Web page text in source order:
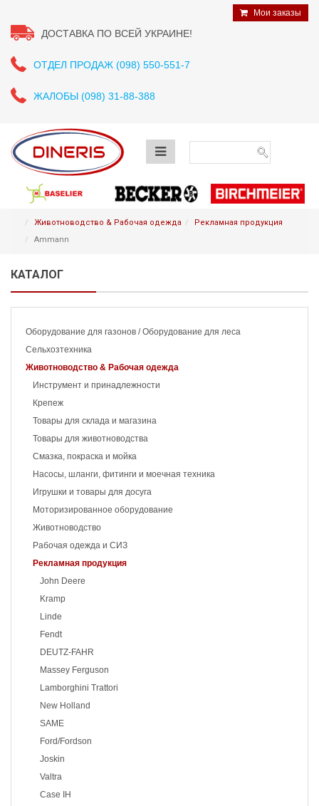
Мои заказы
ДОСТАВКА ПО ВСЕЙ УКРАИНЕ!
ОТДЕЛ ПРОДАЖ (098) 550-551-7
ЖАЛОБЫ (098) 31-88-388
Животноводство & Рабочая одежда
Рекламная продукция
Ammann
КАТАЛОГ
Оборудование для газонов / Оборудование для леса
Сельхозтехника
Животноводство & Рабочая одежда
Инструмент и принадлежности
Крепеж
Товары для склада и магазина
Товары для животноводства
Смазка, покраска и мойка
Насосы, шланги, фитинги и моечная техника
Игрушки и товары для досуга
Моторизированное оборудование
Животноводство
Рабочая одежда и СИЗ
Рекламная продукция
John Deere
Kramp
Linde
Fendt
DEUTZ-FAHR
Massey Ferguson
Lamborghini Trattori
New Holland
SAME
Ford/Fordson
Joskin
Valtra
Case IH